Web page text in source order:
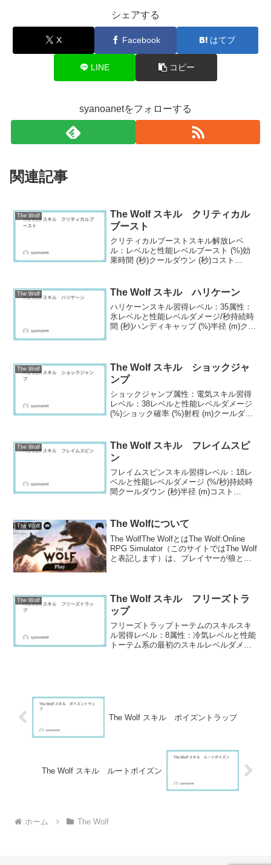
シェアする
X Facebook はてブ
LINE コピー
syanoanetをフォローする
関連記事
The Wolf
The Wolf スキル クリティカル
ブースト
クリティカルブーストスキル解放レベ
ル：レベルと性能レベルブースト (%)効
果時間 (秒)クールダウン (秒)コスト
The Wolf The Wolf スキル ハリケーン
ハリケーンスキル習得レベル：35属性：
氷レベルと性能レベルダメージ/秒持続時
間 (秒)ハンディキャップ (%)半径 (m)クー
The Wolf
The Wolf スキル ショックジャ
ンプ
ショックジャンプ属性：電気スキル習得
レベル：38レベルと性能レベルダメージ
(%)ショック確率 (%)射程 (m)クールダウ
0.05.035450475...
The Wolf
The Wolf スキル フレイムスピ
ン
フレイムスピンスキル習得レベル：18レ
ベルと性能レベルダメージ (%/秒)持続時
間クールダウン (秒)半径 (m)コスト
The Wolf The Wolfについて
The WolfThe WolfとはThe Wolf:Online
RPG Simulator（このサイトではThe Wolf
と表記します）は、プレイヤーが狼とな
The Wolf
The Wolf スキル フリーズトラ
ップ
フリーズトラップトーテムのスキルスキ
ル習得レベル：8属性：冷気レベルと性能
トーテム系の最初のスキルレベルダメー
The Wolf スキル ポイズントラップ
The Wolf スキル ルートポイズン
ホーム The Wolf